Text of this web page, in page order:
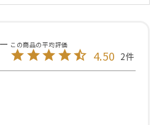
4.50 2